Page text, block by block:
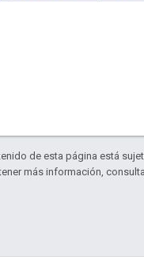
de esta página está
más información,